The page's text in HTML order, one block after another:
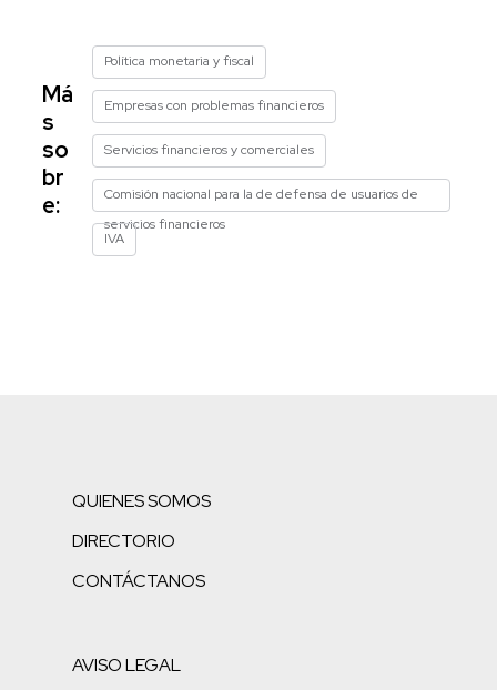
Má
s
so
br
e:
Política monetaria y fiscal
Empresas con problemas financieros
Servicios financieros y comerciales
Comisión nacional para la de defensa de usuarios de
servicios financieros
IVA
QUIENES SOMOS
DIRECTORIO
CONTÁCTANOS
AVISO LEGAL